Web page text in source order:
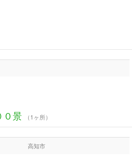
０景 （1ヶ所）
高知市